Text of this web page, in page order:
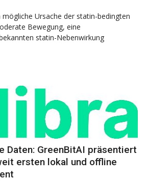
Ursache der statin-bedingten
Bewegung, eine
statin-Nebenwirkung
Daten: GreenBitAI präsentiert
ersten lokal und offline